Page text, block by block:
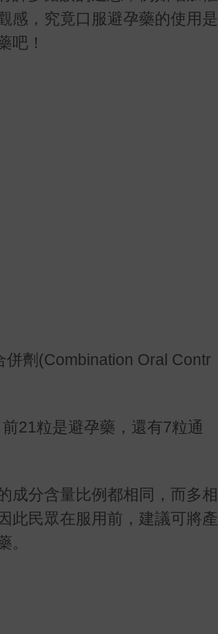
感，究竟口服避孕藥的使用是
吧！
劑(Combination Oral Contr
21粒是避孕藥，還有7粒通
成分含量比例都相同，而多相
此民眾在服用前，建議可將產
。